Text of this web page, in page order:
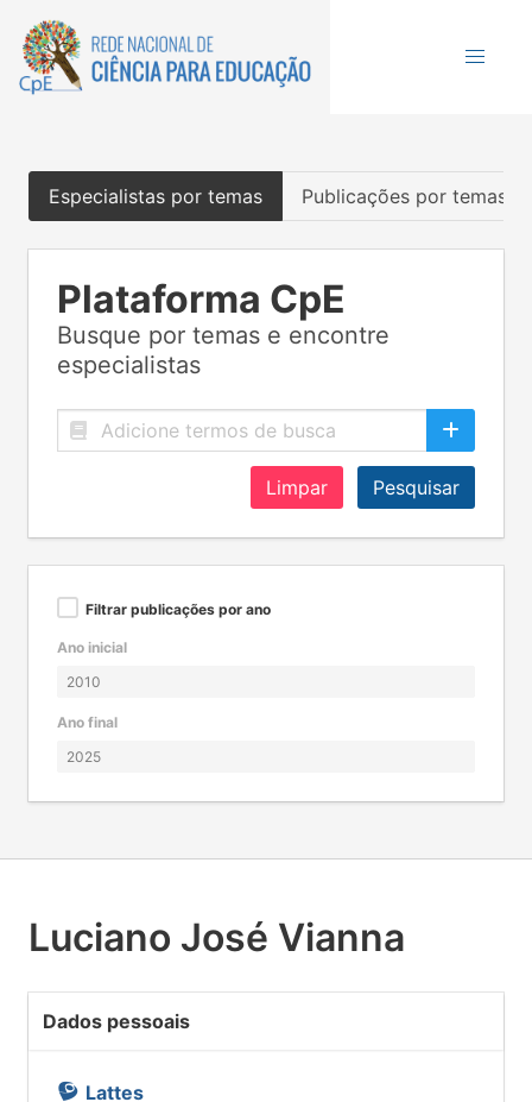
Especialistas por temas Publicações por temas
Plataforma CpE
Busque por temas e encontre
especialistas
Limpar Pesquisar
Filtrar publicações por ano
Ano inicial
Ano final
Luciano José Vianna
Dados pessoais
Lattes